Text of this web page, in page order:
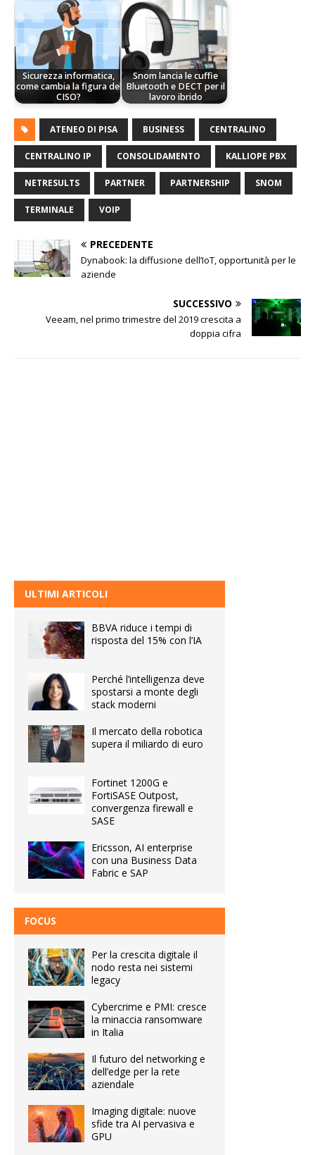
Sicurezza informatica,
come cambia la figura del
CISO?
Snom lancia le cuffie
Bluetooth e DECT per il
lavoro ibrido
ATENEO DI PISA BUSINESS CENTRALINO
CENTRALINO IP CONSOLIDAMENTO KALLIOPE PBX
NETRESULTS PARTNER PARTNERSHIP SNOM
TERMINALE VOIP
PRECEDENTE
Dynabook: la diffusione dell’IoT, opportunità per le
aziende
SUCCESSIVO
Veeam, nel primo trimestre del 2019 crescita a
doppia cifra
ULTIMI ARTICOLI
BBVA riduce i tempi di
risposta del 15% con l’IA
Perché l’intelligenza deve
spostarsi a monte degli
stack moderni
Il mercato della robotica
supera il miliardo di euro
Fortinet 1200G e
FortiSASE Outpost,
convergenza firewall e
SASE
Ericsson, AI enterprise
con una Business Data
Fabric e SAP
FOCUS
Per la crescita digitale il
nodo resta nei sistemi
legacy
Cybercrime e PMI: cresce
la minaccia ransomware
in Italia
Il futuro del networking e
dell’edge per la rete
aziendale
Imaging digitale: nuove
sfide tra AI pervasiva e
GPU